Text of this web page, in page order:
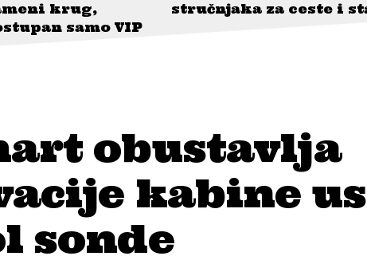
krug,
samo VIP
stručnjaka za ceste i
obustavlja
kabine
sonde